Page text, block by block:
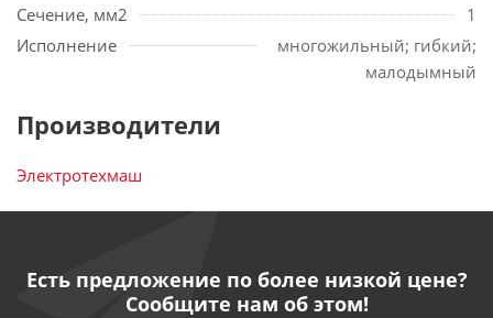
Сечение, мм2
1
Исполнение
многожильный; гибкий;
малодымный
Производители
Электротехмаш
Есть предложение по более низкой цене?
Сообщите нам об этом!